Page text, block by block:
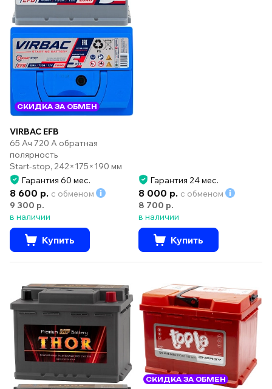
СКИДКА ЗА ОБМЕН
VIRBAC EFB
65 Ач 720 А обратная
полярность
Start-stop, 242×175×190 мм
Гарантия 60 мес.
8 600 р. с обменом
9 300 р.
в наличии
Купить
Гарантия 24 мес.
8 000 р. с обменом
8 700 р.
в наличии
Купить
СКИДКА ЗА ОБМЕН